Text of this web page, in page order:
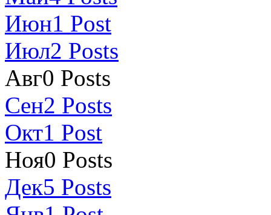
Июн1 Post
Июл2 Posts
Авг0 Posts
Сен2 Posts
Окт1 Post
Ноя0 Posts
Дек5 Posts